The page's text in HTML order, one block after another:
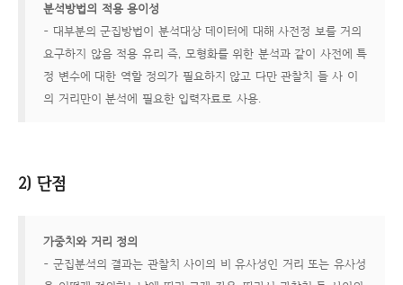
분석방법의 적용 용이성
- 대부분의 군집방법이 분석대상 데이터에 대해 사전정 보를 거의
요구하지 않음 적용 유리 즉, 모형화를 위한 분석과 같이 사전에 특
정 변수에 대한 역할 정의가 필요하지 않고 다만 관찰치 들 사 이
의 거리만이 분석에 필요한 입력자료로 사용.
2) 단점
가중치와 거리 정의
- 군집분석의 결과는 관찰치 사이의 비 유사성인 거리 또는 유사성